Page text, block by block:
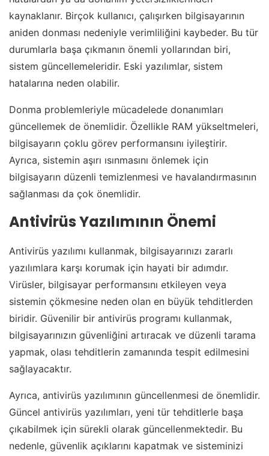
kaynaklanır. Birçok kullanıcı, çalışırken bilgisayarının
aniden donması nedeniyle verimliliğini kaybeder. Bu tür
durumlarla başa çıkmanın önemli yollarından biri,
sistem güncellemeleridir. Eski yazılımlar, sistem
hatalarına neden olabilir.
Donma problemleriyle mücadelede donanımları
güncellemek de önemlidir. Özellikle RAM yükseltmeleri,
bilgisayarın çoklu görev performansını iyileştirir.
Ayrıca, sistemin aşırı ısınmasını önlemek için
bilgisayarın düzenli temizlenmesi ve havalandırmasının
sağlanması da çok önemlidir.
Antivirüs Yazılımının Önemi
Antivirüs yazılımı kullanmak, bilgisayarınızı zararlı
yazılımlara karşı korumak için hayati bir adımdır.
Virüsler, bilgisayar performansını etkileyen veya
sistemin çökmesine neden olan en büyük tehditlerden
biridir. Güvenilir bir antivirüs programı kullanmak,
bilgisayarınızın güvenliğini artıracak ve düzenli tarama
yapmak, olası tehditlerin zamanında tespit edilmesini
sağlayacaktır.
Ayrıca, antivirüs yazılımının güncellenmesi de önemlidir.
Güncel antivirüs yazılımları, yeni tür tehditlerle başa
çıkabilmek için sürekli olarak güncellenmektedir. Bu
nedenle, güvenlik açıklarını kapatmak ve sisteminizi